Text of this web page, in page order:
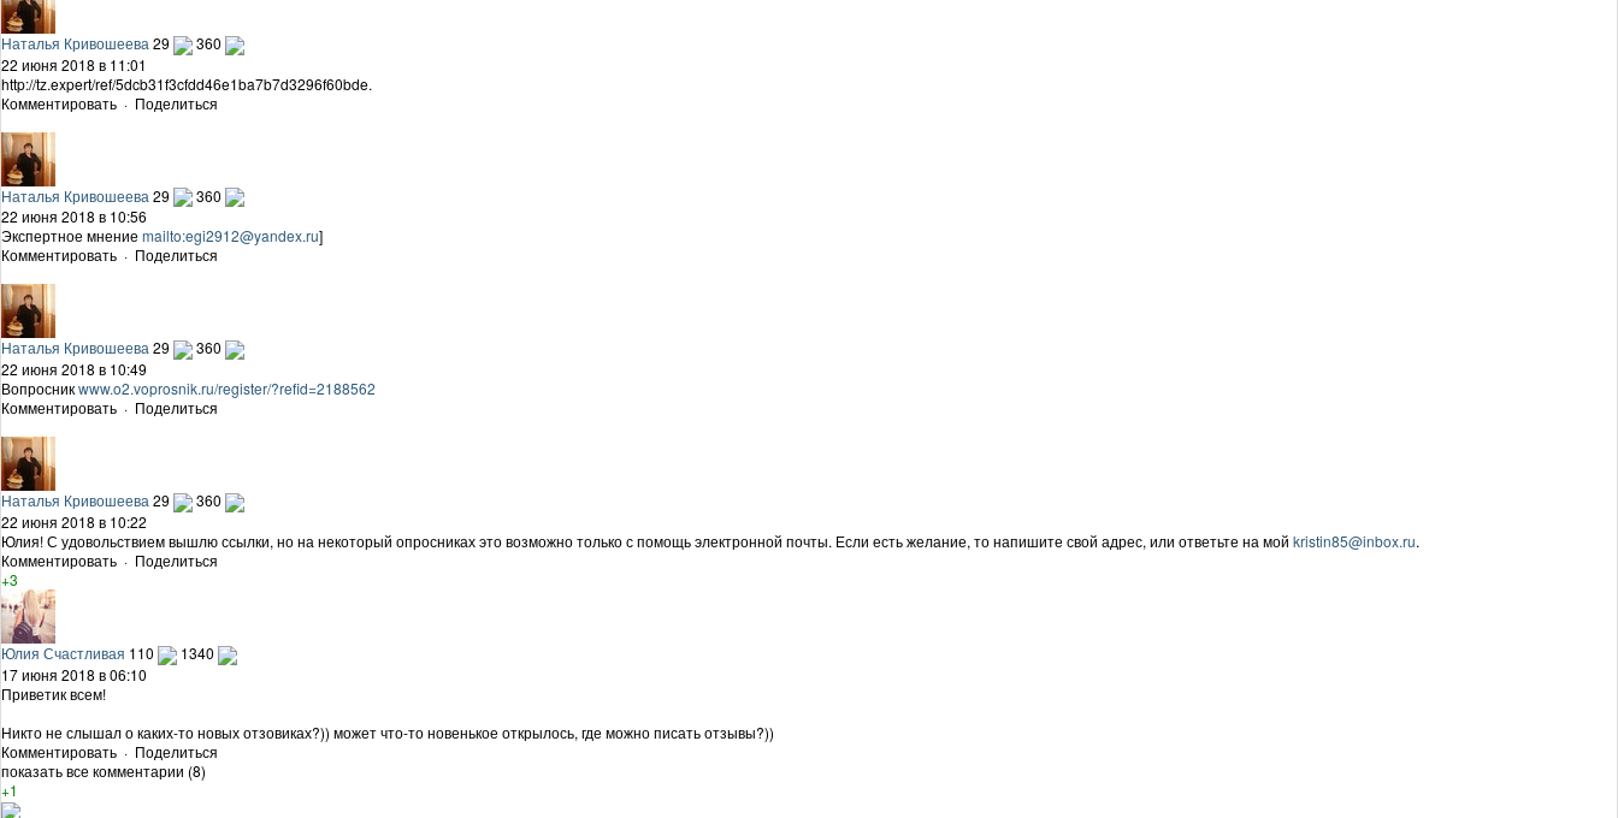
Наталья Кривошеева 29
360
22 июня 2018 в 11:01
http://tz.expert/ref/5dcb31f3cfdd46e1ba7b7d3296f60bde.
Комментировать · Поделиться
Наталья Кривошеева 29
360
22 июня 2018 в 10:56
Экспертное мнение mailto:egi2912@yandex.ru]
Комментировать · Поделиться
Наталья Кривошеева 29
360
22 июня 2018 в 10:49
Вопросникwww.o2.voprosnik.ru/register/?refid=2188562
Комментировать · Поделиться
Наталья Кривошеева 29
360
22 июня 2018 в 10:22
Юлия! С удовольствием вышлю ссылки, но на некоторый опросниках это возможно только с помощь электронной почты. Если есть желание, то напишите свой адрес, или ответьте на мой kristin85@inbox.ru.
Комментировать · Поделиться
+3
Юлия Счастливая 110
1340
17 июня 2018 в 06:10
Приветик всем!
Никто не слышал о каких-то новых отзовиках?)) может что-то новенькое открылось, где можно писать отзывы?))
Комментировать · Поделиться
показать все комментарии (8)
+1